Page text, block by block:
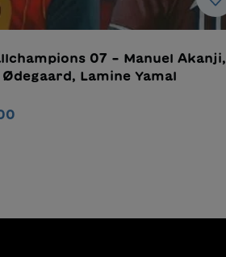
07 – Manuel Akanji,
Lamine Yamal